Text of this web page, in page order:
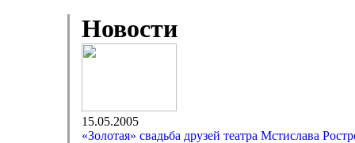
Новости
15.05.2005
«Золотая» свадьба друзей театра Мстислава